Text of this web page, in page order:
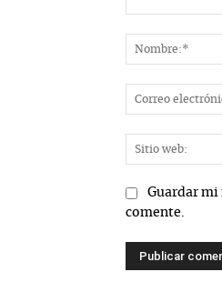
Guardar mi
comente.